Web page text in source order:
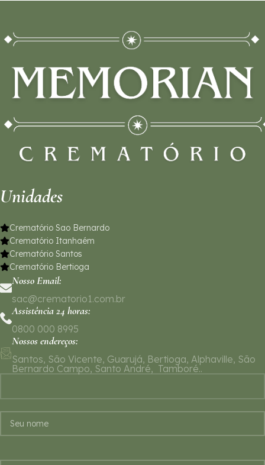
Unidades
Crematório Sao Bernardo
Crematório Itanhaém
Crematório Santos
Crematório Bertioga
Nosso Email:
sac@crematorio1.com.br
Assistência 24 horas:
0800 000 8995
Nossos endereços:
Santos, São Vicente, Guarujá, Bertioga, Alphaville, São
Bernardo Campo, Santo André, Tamboré..